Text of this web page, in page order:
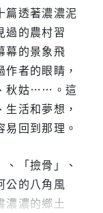
篇透著濃濃泥
過的農村習
幕的景象飛
者的眼睛，
秋姑……。這
活和夢想，
回到那理。
「撿骨」、
公的八角風
濃濃的鄉土